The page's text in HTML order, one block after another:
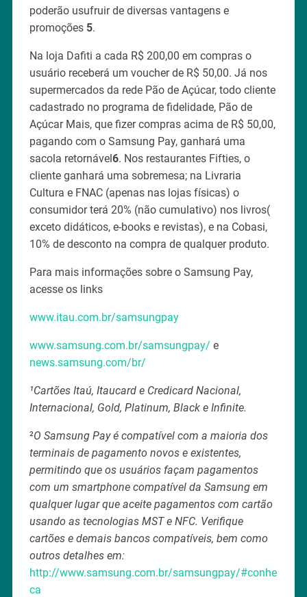
poderão usufruir de diversas vantagens e
promoções 5.
Na loja Dafiti a cada R$ 200,00 em compras o
usuário receberá um voucher de R$ 50,00. Já nos
supermercados da rede Pão de Açúcar, todo cliente
cadastrado no programa de fidelidade, Pão de
Açúcar Mais, que fizer compras acima de R$ 50,00,
pagando com o Samsung Pay, ganhará uma
sacola retornável6. Nos restaurantes Fifties, o
cliente ganhará uma sobremesa; na Livraria
Cultura e FNAC (apenas nas lojas físicas) o
consumidor terá 20% (não cumulativo) nos livros(
exceto didáticos, e-books e revistas), e na Cobasi,
10% de desconto na compra de qualquer produto.
Para mais informações sobre o Samsung Pay,
acesse os links
www.itau.com.br/samsungpay
www.samsung.com.br/samsungpay/ e
news.samsung.com/br/
¹Cartões Itaú, Itaucard e Credicard Nacional,
Internacional, Gold, Platinum, Black e Infinite.
²O Samsung Pay é compatível com a maioria dos
terminais de pagamento novos e existentes,
permitindo que os usuários façam pagamentos
com um smartphone compatível da Samsung em
qualquer lugar que aceite pagamentos com cartão
usando as tecnologias MST e NFC. Verifique
cartões e demais bancos compatíveis, bem como
outros detalhes em:
http://www.samsung.com.br/samsungpay/#conhe
ca